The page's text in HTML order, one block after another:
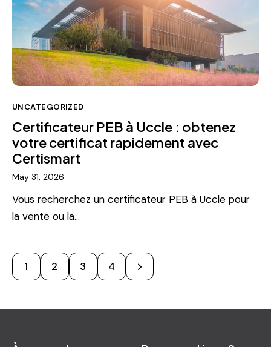
UNCATEGORIZED
Certificateur PEB à Uccle : obtenez
votre certificat rapidement avec
Certismart
May 31, 2026
Vous recherchez un certificateur PEB à Uccle pour
la vente ou la…
1 2 3 4
>